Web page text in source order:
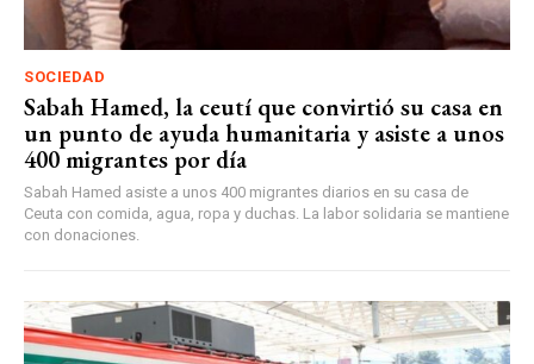
SOCIEDAD
Sabah Hamed, la ceutí que convirtió su casa en
un punto de ayuda humanitaria y asiste a unos
400 migrantes por día
Sabah Hamed asiste a unos 400 migrantes diarios en su casa de
Ceuta con comida, agua, ropa y duchas. La labor solidaria se mantiene
con donaciones.